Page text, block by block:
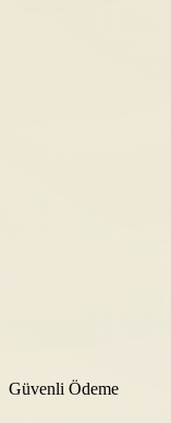
Güvenli Ödeme